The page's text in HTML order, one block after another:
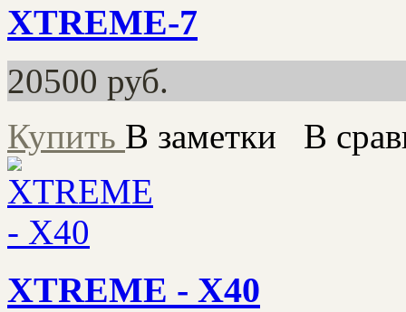
XTREME-7
20500 руб.
Купить В заметки В
XTREME - X40